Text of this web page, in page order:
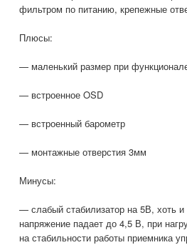
фильтром по питанию, крепежные
Плюсы:
— маленький размер при
— встроенное OSD
— встроенный барометр
— монтажные отверстия 3мм
Минусы:
— слабый стабилизатор на 5В, хоть
напряжение падает до 4,5 В, при
на стабильности работы приемника